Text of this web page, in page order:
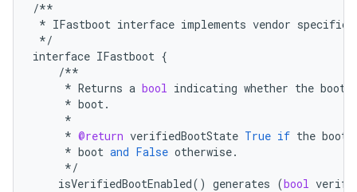
/**
* IFastboot interface implements vendor specific
*/
interface IFastboot {
/**
* Returns a bool indicating whether the
* boot.
*
* @return verifiedBootState True if the
* boot and False otherwise.
*/
isVerifiedBootEnabled() generates (bool